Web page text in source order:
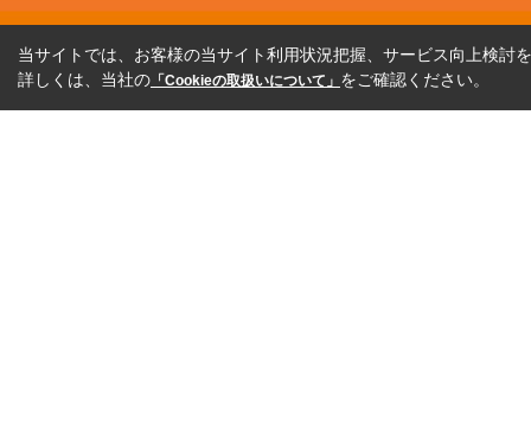
当サイトでは、お客様の当サイト利用状況把握、サービス向上検討
詳しくは、当社の 「Cookieの取扱いについて」 をご確認ください。